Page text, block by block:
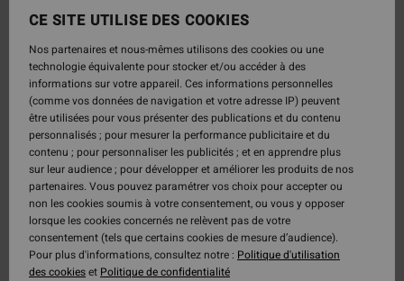
CE SITE UTILISE DES COOKIES
Nos partenaires et nous-mêmes utilisons des cookies ou une
technologie équivalente pour stocker et/ou accéder à des
informations sur votre appareil. Ces informations personnelles
(comme vos données de navigation et votre adresse IP) peuvent
être utilisées pour vous présenter des publications et du contenu
personnalisés ; pour mesurer la performance publicitaire et du
contenu ; pour personnaliser les publicités ; et en apprendre plus
sur leur audience ; pour développer et améliorer les produits de nos
partenaires. Vous pouvez paramétrer vos choix pour accepter ou
non les cookies soumis à votre consentement, ou vous y opposer
lorsque les cookies concernés ne relèvent pas de votre
consentement (tels que certains cookies de mesure d’audience).
Pour plus d'informations, consultez notre : Politique d'utilisation
des cookieset Politique de confidentialité